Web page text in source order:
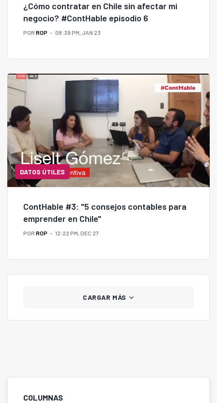
¿Cómo contratar en Chile sin afectar mi
negocio? #ContHable episodio 6
POR ROP 08:39 PM, JAN 23
DATOS ÚTILES
ContHable #3: "5 consejos contables para
emprender en Chile"
POR ROP 12:22 PM, DEC 27
CARGAR MÁS
COLUMNAS